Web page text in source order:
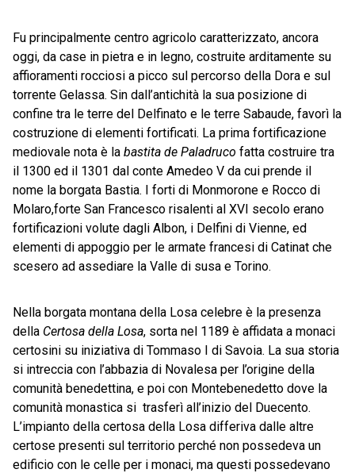
Fu principalmente centro agricolo caratterizzato, ancora
oggi, da case in pietra e in legno, costruite arditamente su
affioramenti rocciosi a picco sul percorso della Dora e sul
torrente Gelassa. Sin dall’antichità la sua posizione di
confine tra le terre del Delfinato e le terre Sabaude, favorì la
costruzione di elementi fortificati. La prima fortificazione
mediovale nota è la bastita de Paladruco fatta costruire tra
il 1300 ed il 1301 dal conte Amedeo V da cui prende il
nome la borgata Bastia. I forti di Monmorone e Rocco di
Molaro,forte San Francesco risalenti al XVI secolo erano
fortificazioni volute dagli Albon, i Delfini di Vienne, ed
elementi di appoggio per le armate francesi di Catinat che
scesero ad assediare la Valle di susa e Torino.
Nella borgata montana della Losa celebre è la presenza
della Certosa della Losa, sorta nel 1189 è affidata a monaci
certosini su iniziativa di Tommaso I di Savoia. La sua storia
si intreccia con l’abbazia di Novalesa per l’origine della
comunità benedettina, e poi con Montebenedetto dove la
comunità monastica si trasferì all’inizio del Duecento.
L’impianto della certosa della Losa differiva dalle altre
certose presenti sul territorio perché non possedeva un
edificio con le celle per i monaci, ma questi possedevano